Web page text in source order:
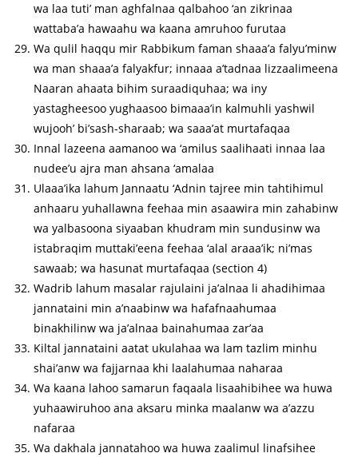
wa laa tuti’ man aghfalnaa qalbahoo ‘an zikrinaa
wattaba’a hawaahu wa kaana amruhoo furutaa
Wa qulil haqqu mir Rabbikum faman shaaa’a falyu’minw
wa man shaaa’a falyakfur; innaaa a’tadnaa lizzaalimeena
Naaran ahaata bihim suraadiquhaa; wa iny
yastagheesoo yughaasoo bimaaa’in kalmuhli yashwil
wujooh’ bi’sash-sharaab; wa saaa’at murtafaqaa
Innal lazeena aamanoo wa ‘amilus saalihaati innaa laa
nudee’u ajra man ahsana ‘amalaa
Ulaaa’ika lahum Jannaatu ‘Adnin tajree min tahtihimul
anhaaru yuhallawna feehaa min asaawira min zahabinw
wa yalbasoona siyaaban khudram min sundusinw wa
istabraqim muttaki’eena feehaa ‘alal araaa’ik; ni’mas
sawaab; wa hasunat murtafaqaa (section 4)
Wadrib lahum masalar rajulaini ja’alnaa li ahadihimaa
jannataini min a’naabinw wa hafafnaahumaa
binakhilinw wa ja’alnaa bainahumaa zar’aa
Kiltal jannataini aatat ukulahaa wa lam tazlim minhu
shai’anw wa fajjarnaa khi laalahumaa naharaa
Wa kaana lahoo samarun faqaala lisaahibihee wa huwa
yuhaawiruhoo ana aksaru minka maalanw wa a’azzu
nafaraa
Wa dakhala jannatahoo wa huwa zaalimul linafsihee